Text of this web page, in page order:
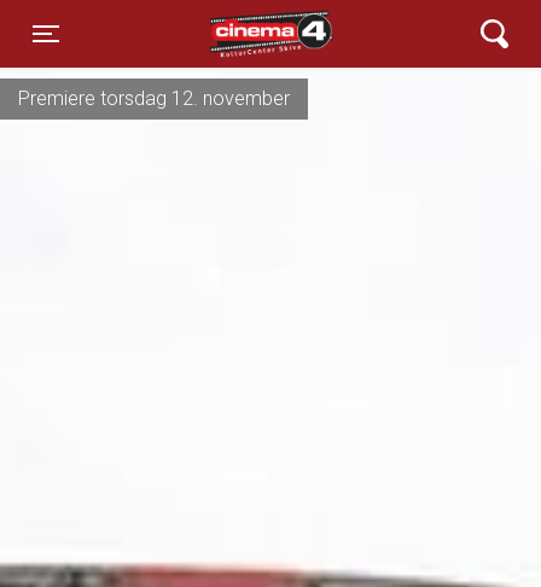
Toggle navigation
Cinema4
Premiere torsdag 12. november